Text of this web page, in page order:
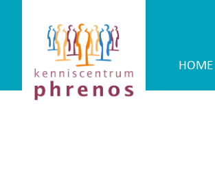
Phrenos
website
Main
HOME